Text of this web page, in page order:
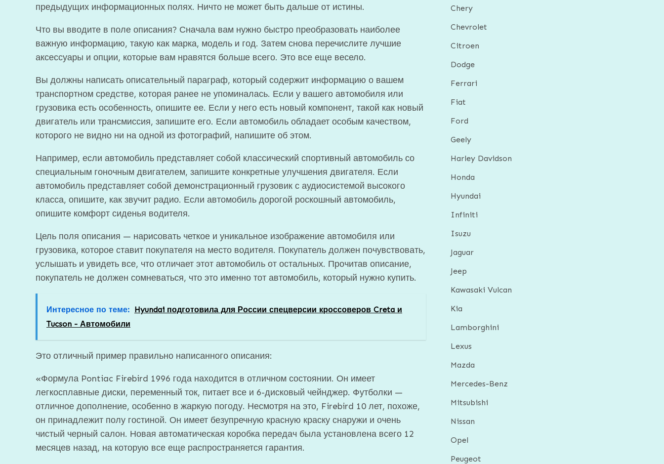
предыдущих информационных полях. Ничто не может быть дальше от истины.
Что вы вводите в поле описания? Сначала вам нужно быстро преобразовать наиболее
важную информацию, такую ​​как марка, модель и год. Затем снова перечислите лучшие
аксессуары и опции, которые вам нравятся больше всего. Это все еще весело.
Вы должны написать описательный параграф, который содержит информацию о вашем
транспортном средстве, которая ранее не упоминалась. Если у вашего автомобиля или
грузовика есть особенность, опишите ее. Если у него есть новый компонент, такой как новый
двигатель или трансмиссия, запишите его. Если автомобиль обладает особым качеством,
которого не видно ни на одной из фотографий, напишите об этом.
Например, если автомобиль представляет собой классический спортивный автомобиль со
специальным гоночным двигателем, запишите конкретные улучшения двигателя. Если
автомобиль представляет собой демонстрационный грузовик с аудиосистемой высокого
класса, опишите, как звучит радио. Если автомобиль дорогой роскошный автомобиль,
опишите комфорт сиденья водителя.
Цель поля описания — нарисовать четкое и уникальное изображение автомобиля или
грузовика, которое ставит покупателя на место водителя. Покупатель должен почувствовать,
услышать и увидеть все, что отличает этот автомобиль от остальных. Прочитав описание,
покупатель не должен сомневаться, что это именно тот автомобиль, который нужно купить.
Интересное по теме: Hyundai подготовила для России спецверсии кроссоверов Creta и
Tucson - Автомобили
Это отличный пример правильно написанного описания:
«Формула Pontiac Firebird 1996 года находится в отличном состоянии. Он имеет
легкосплавные диски, переменный ток, питает все и 6-дисковый чейнджер. Футболки —
отличное дополнение, особенно в жаркую погоду. Несмотря на это, Firebird 10 лет, похоже,
он принадлежит полу гостиной. Он имеет безупречную красную краску снаружи и очень
чистый черный салон. Новая автоматическая коробка передач была установлена ​​всего 12
месяцев назад, на которую все еще распространяется гарантия.
Chery
Chevrolet
Citroen
Dodge
Ferrari
Fiat
Ford
Geely
Harley Davidson
Honda
Hyundai
Infiniti
Isuzu
Jaguar
Jeep
Kawasaki Vulcan
Kia
Lamborghini
Lexus
Mazda
Mercedes-Benz
Mitsubishi
Nissan
Opel
Peugeot